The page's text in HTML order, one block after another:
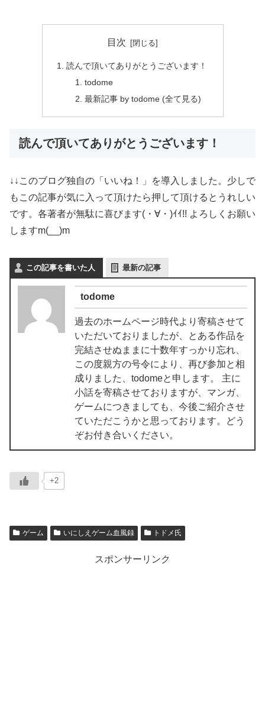
目次
読んで頂いてありがとうございます！
todome
最新記事 by todome (全て見る)
読んで頂いてありがとうございます！
↓↓このブログ独自の「いいね！」を導入しました。少しで
もこの記事が気に入って頂けたら押して頂けるとうれしい
です。各著者が無駄に喜びます(・∀・)ｲｲ!! よろしくお願い
しますm(__)m
この記事を書いた人 最新の記事
todome
過去のホームページ時代より寄稿させて
いただいておりましたが、とある作品を
完結させぬままに十数年すっかり忘れ、
この度親方の号令により、再び参加と相
成りました、todomeと申します。 主に
小話を寄稿させておりますが、マンガ、
ゲームにつきましても、今後ご紹介させ
ていただこうかと思っております。どう
ぞお付き合いください。
+2
ゲーム いにしえゲーム血風録 トドメ氏
スポンサーリンク